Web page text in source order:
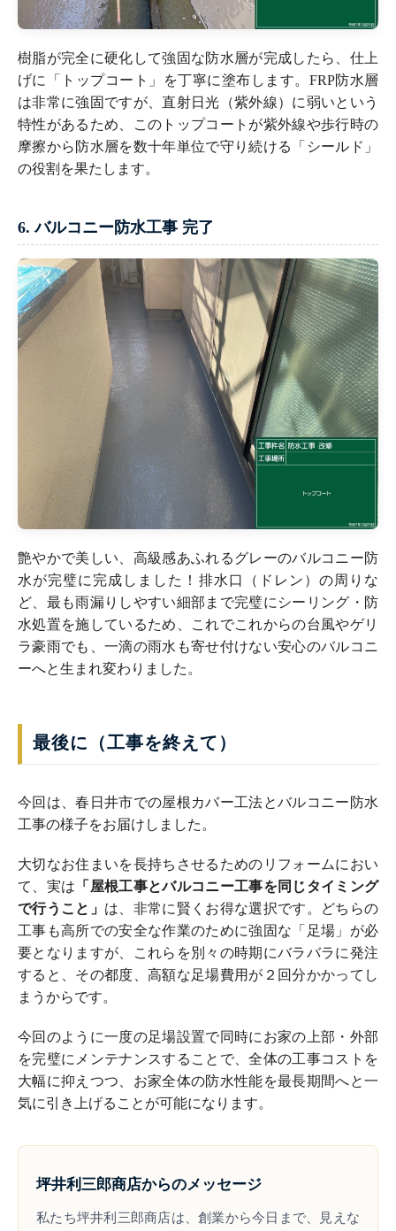
樹脂が完全に硬化して強固な防水層が完成したら、仕上
げに「トップコート」を丁寧に塗布します。FRP防水層
は非常に強固ですが、直射日光（紫外線）に弱いという
特性があるため、このトップコートが紫外線や歩行時の
摩擦から防水層を数十年単位で守り続ける「シールド」
の役割を果たします。
6. バルコニー防水工事 完了
艶やかで美しい、高級感あふれるグレーのバルコニー防
水が完璧に完成しました！排水口（ドレン）の周りな
ど、最も雨漏りしやすい細部まで完璧にシーリング・防
水処置を施しているため、これでこれからの台風やゲリ
ラ豪雨でも、一滴の雨水も寄せ付けない安心のバルコニ
ーへと生まれ変わりました。
最後に（工事を終えて）
今回は、春日井市での屋根カバー工法とバルコニー防水
工事の様子をお届けしました。
大切なお住まいを長持ちさせるためのリフォームにおい
て、実は 「屋根工事とバルコニー工事を同じタイミング
で行うこと」 は、非常に賢くお得な選択です。どちらの
工事も高所での安全な作業のために強固な「足場」が必
要となりますが、これらを別々の時期にバラバラに発注
すると、その都度、高額な足場費用が２回分かかってし
まうからです。
今回のように一度の足場設置で同時にお家の上部・外部
を完璧にメンテナンスすることで、全体の工事コストを
大幅に抑えつつ、お家全体の防水性能を最長期間へと一
気に引き上げることが可能になります。
坪井利三郎商店からのメッセージ
私たち坪井利三郎商店は、創業から今日まで、見えな